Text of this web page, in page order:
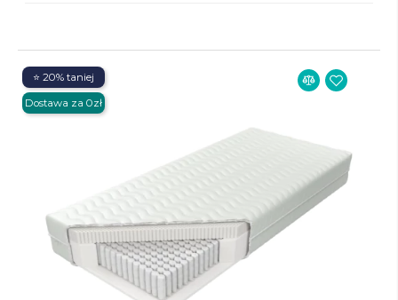
⭐ 20% taniej
Dostawa za 0zł